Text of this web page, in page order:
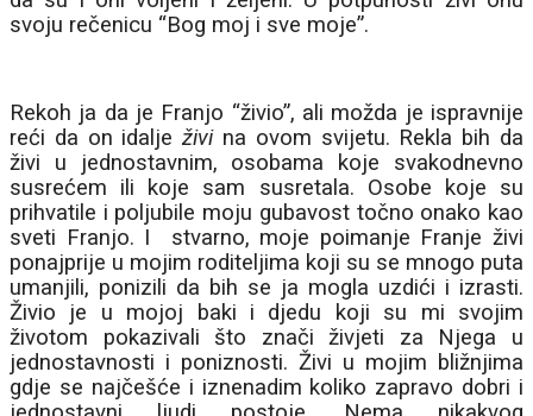
svoju rečenicu “Bog moj i sve moje”.
Rekoh ja da je Franjo “živio”, ali možda je ispravnije
reći da on idalježivina ovom svijetu. Rekla bih da
živi u jednostavnim, osobama koje svakodnevno
susrećem ili koje sam susretala. Osobe koje su
prihvatile i poljubile moju gubavost točno onako kao
sveti Franjo. I
stvarno, moje poimanje Franje živi
ponajprije u mojim roditeljima koji su se mnogo puta
umanjili, ponizili da bih se ja mogla uzdići i izrasti.
Živio je u mojoj baki i djedu koji su mi svojim
životom pokazivali što znači živjeti za Njega u
jednostavnosti i poniznosti. Živi u mojim bližnjima
gdje se najčešće i iznenadim koliko zapravo dobri i